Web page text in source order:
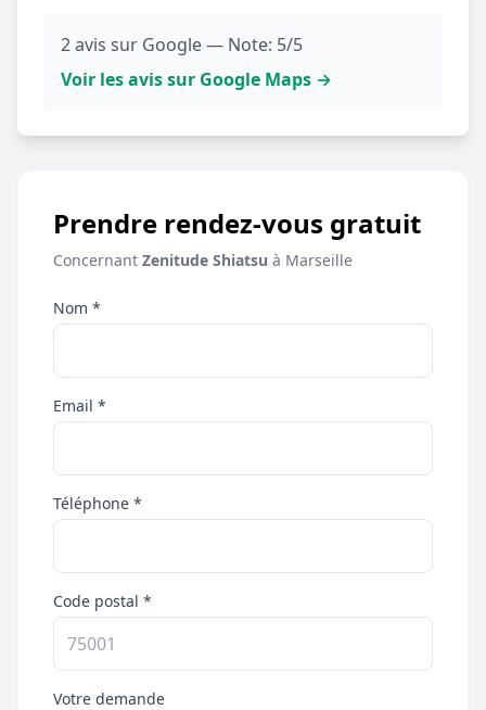
2 avis sur Google — Note: 5/5
Voir les avis sur Google Maps →
Prendre rendez-vous gratuit
Concernant Zenitude Shiatsu à Marseille
Nom *
Email *
Téléphone *
Code postal *
Votre demande